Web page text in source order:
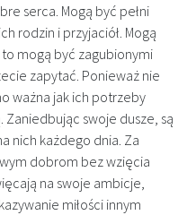
serca. Mogą być pełni
rodzin i przyjaciół. Mogą
mogą być zagubionymi
zapytać. Ponieważ nie
ważna jak ich potrzeby
swoje dusze, są
nich każdego dnia. Za
dobrom bez wzięcia
na swoje ambicje,
miłości innym